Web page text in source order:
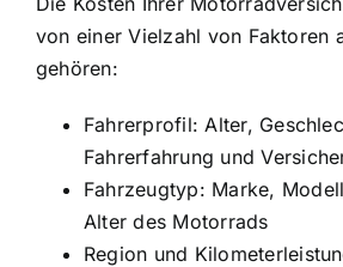
von einer Vielzahl von Faktoren
gehören:
Fahrerprofil: Alter,
Fahrerfahrung und
Fahrzeugtyp: Marke,
Alter des Motorrads
Region und